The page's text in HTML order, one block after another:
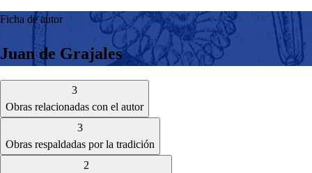
Ficha de autor
Juan de Grajales
3
Obras relacionadas con el autor
3
Obras respaldadas por la tradición
2